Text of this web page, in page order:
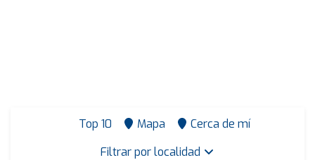
Top 10 Mapa
Cerca de mí
Filtrar por localidad